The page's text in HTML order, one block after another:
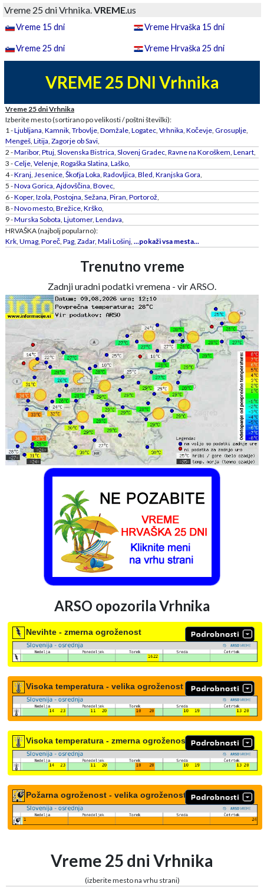
Vreme 25 dni Vrhnika.VREME.us
Vreme 15 dni Vreme Hrvaška 15 dni
Vreme 25 dni Vreme Hrvaška 25 dni
VREME 25 DNI Vrhnika
Vreme 25 dni Vrhnika
Izberite mesto (sortirano po velikosti / poštni številki):
1 -Ljubljana, Kamnik, Trbovlje, Domžale, Logatec, Vrhnika, Kočevje, Grosuplje,
Mengeš, Litija, Zagorje ob Savi,
2 -Maribor, Ptuj, Slovenska Bistrica, Slovenj Gradec, Ravne na Koroškem, Lenart,
3 -Celje, Velenje, Rogaška Slatina, Laško,
4 -Kranj, Jesenice, Škofja Loka, Radovljica, Bled, Kranjska Gora,
5 -Nova Gorica, Ajdovščina, Bovec,
6 -Koper, Izola, Postojna, Sežana, Piran, Portorož,
8 -Novo mesto, Brežice, Krško,
9 -Murska Sobota, Ljutomer, Lendava,
HRVAŠKA (najbolj popularno):
Krk, Umag, Poreč, Pag, Zadar, Mali Lošinj, ...pokaži vsa mesta...
Trenutno vreme
Zadnji uradni podatki vremena - vir ARSO.
ARSO opozorila Vrhnika
Nevihte - zmerna ogroženost
Visoka temperatura - velika ogroženost
Visoka temperatura - zmerna ogroženost
Požarna ogroženost - velika ogroženost
Vreme 25 dni Vrhnika
(izberite mesto na vrhu strani)